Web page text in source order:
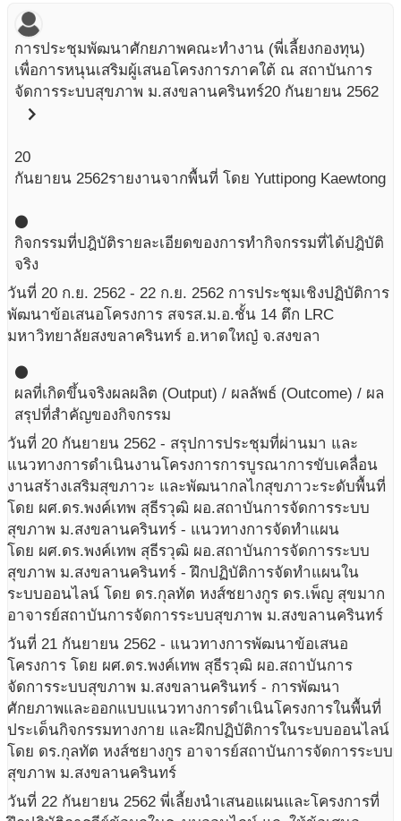
การประชุมพัฒนาศักยภาพคณะทำงาน (พี่เลี้ยงกองทุน)
เพื่อการหนุนเสริมผู้เสนอโครงการภาคใต้ ณ สถาบันการ
จัดการระบบสุขภาพ ม.สงขลานครินทร์20 กันยายน 2562
chevron_right
20
กันยายน 2562รายงานจากพื้นที่ โดย Yuttipong Kaewtong
circle
กิจกรรมที่ปฎิบัติรายละเอียดของการทำกิจกรรมที่ได้ปฎิบัติ
จริง
วันที่ 20 ก.ย. 2562 - 22 ก.ย. 2562 การประชุมเชิงปฏิบัติการ
พัฒนาข้อเสนอโครงการ สจรส.ม.อ.ชั้น 14 ตึก LRC
มหาวิทยาลัยสงขลาครินทร์ อ.หาดใหญ๋ จ.สงขลา
circle
ผลที่เกิดขึ้นจริงผลผลิต (Output) / ผลลัพธ์ (Outcome) / ผล
สรุปที่สำคัญของกิจกรรม
วันที่ 20 กันยายน 2562 - สรุปการประชุมที่ผ่านมา และ
แนวทางการดำเนินงานโครงการการบูรณาการขับเคลื่อน
งานสร้างเสริมสุขภาวะ และพัฒนากลไกสุขภาวะระดับพื้นที่
โดย ผศ.ดร.พงค์เทพ สุธีรวุฒิ ผอ.สถาบันการจัดการระบบ
สุขภาพ ม.สงขลานครินทร์ - แนวทางการจัดทำแผน
โดย ผศ.ดร.พงค์เทพ สุธีรวุฒิ ผอ.สถาบันการจัดการระบบ
สุขภาพ ม.สงขลานครินทร์ - ฝึกปฏิบัติการจัดทำแผนใน
ระบบออนไลน์ โดย ดร.กุลทัต หงส์ชยางกูร ดร.เพ็ญ สุขมาก
อาจารย์สถาบันการจัดการระบบสุขภาพ ม.สงขลานครินทร์
วันที่ 21 กันยายน 2562 - แนวทางการพัฒนาข้อเสนอ
โครงการ โดย ผศ.ดร.พงค์เทพ สุธีรวุฒิ ผอ.สถาบันการ
จัดการระบบสุขภาพ ม.สงขลานครินทร์ - การพัฒนา
ศักยภาพและออกแบบแนวทางการดำเนินโครงการในพื้นที่
ประเด็นกิจกรรมทางกาย และฝึกปฏิบัติการในระบบออนไลน์
โดย ดร.กุลทัต หงส์ชยางกูร อาจารย์สถาบันการจัดการระบบ
สุขภาพ ม.สงขลานครินทร์
วันที่ 22 กันยายน 2562 พี่เลี้ยงนำเสนอแผนและโครงการที่